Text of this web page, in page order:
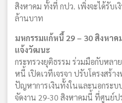
สิงหาคม ทั้งที่ กปว. เพิ่งจะได้รับ
ล้านบาท
มหกรรมแก้หนี้ 29 – 30 สิงหา
แจ้งวัฒนะ
กระทรวงยุติธรรม ร่วมมือกับหล
หนี้ เปิดเวทีเจรจา ปรับโครงสร้
ปัญหาการเงินทั้งในและนอกระบ
จัดงาน 29-30 สิงหาคมนี้ ที่ศูนย์